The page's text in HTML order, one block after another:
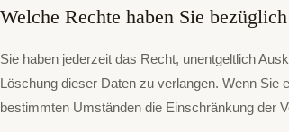
Welche Rechte haben Sie
Sie haben jederzeit das Recht, unentgeltlich
Löschung dieser Daten zu verlangen. Wenn Sie
bestimmten Umständen die Einschränkung der